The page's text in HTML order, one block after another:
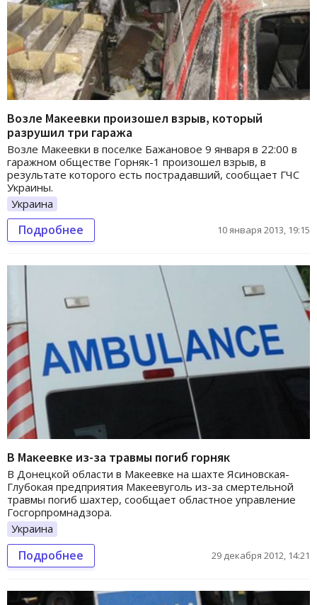
Возле Макеевки произошел взрыв, который
разрушил три гаража
Возле Макеевки в поселке Бажановое 9 января в 22:00 в
гаражном обществе Горняк-1 произошел взрыв, в
результате которого есть пострадавший, сообщает ГЧС
Украины.
Украина
Подробнее 10 января 2013, 19:15
В Макеевке из-за травмы погиб горняк
В Донецкой области в Макеевке на шахте Ясиновская-
Глубокая предприятия Макеевуголь из-за смертельной
травмы погиб шахтер, сообщает областное управление
Госгорпромнадзора.
Украина
Подробнее 29 декабря 2012, 14:21